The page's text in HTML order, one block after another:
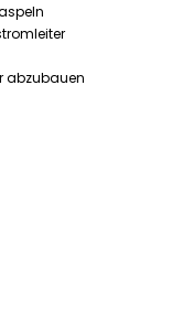
abzubauen